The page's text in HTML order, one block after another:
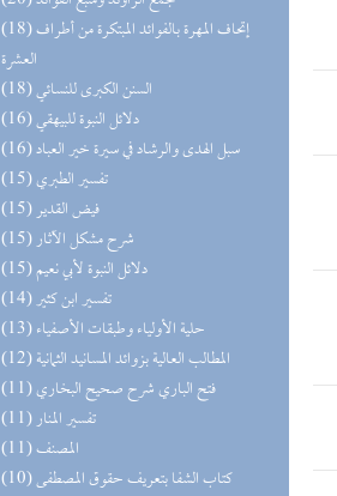
(18) إتحاف المهرة بالفوائد المبتكرة من أطراف
العشرة
(18) السنن الكبرى للنسائي
(16) دلائل النبوة للبيهقي
(16) سبل الهدى والرشاد في سيرة خير العباد
(15) تفسير الطبري
(15) فيض القدير
(15) شرح مشكل الآثار
(15) دلائل النبوة لأبي نعيم
(14) تفسير ابن كثير
(13) حلية الأولياء وطبقات الأصفياء
(12) المطالب العالية بزوائد المسانيد الثمانية
(11) فتح الباري شرح صحيح البخاري
(11) تفسير المنار
(11) المصنف
(10) كتاب الشفا بتعريف حقوق المصطفى